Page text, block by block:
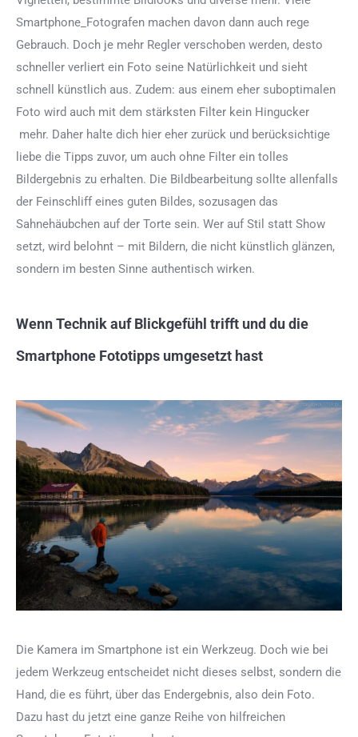
Smartphone_Fotografen machen davon dann auch rege
Gebrauch. Doch je mehr Regler verschoben werden, desto
schneller verliert ein Foto seine Natürlichkeit und sieht
schnell künstlich aus. Zudem: aus einem eher suboptimalen
Foto wird auch mit dem stärksten Filter kein Hingucker
mehr. Daher halte dich hier eher zurück und berücksichtige
liebe die Tipps zuvor, um auch ohne Filter ein tolles
Bildergebnis zu erhalten. Die Bildbearbeitung sollte allenfalls
der Feinschliff eines guten Bildes, sozusagen das
Sahnehäubchen auf der Torte sein. Wer auf Stil statt Show
setzt, wird belohnt – mit Bildern, die nicht künstlich glänzen,
sondern im besten Sinne authentisch wirken.
Wenn Technik auf Blickgefühl trifft und du die
Smartphone Fototipps umgesetzt hast
Die Kamera im Smartphone ist ein Werkzeug. Doch wie bei
jedem Werkzeug entscheidet nicht dieses selbst, sondern die
Hand, die es führt, über das Endergebnis, also dein Foto.
Dazu hast du jetzt eine ganze Reihe von hilfreichen